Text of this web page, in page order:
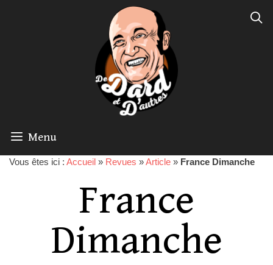
Menu
Vous êtes ici : Accueil » Revues »Article » France Dimanche
France
Dimanche